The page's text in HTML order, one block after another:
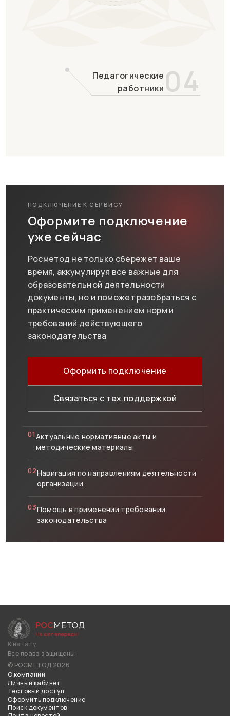
Педагогические
работники 04
ПОДКЛЮЧЕНИЕ К СЕРВИСУ
Оформите подключение
уже сейчас
Росметод не только сбережет ваше
время, аккумулируя все важные для
образовательной деятельности
документы, но и поможет разобраться с
практическим применением норм и
требований действующего
законодательства
Оформить подключение
Связаться с тех.поддержкой
01Актуальные нормативные акты и
методические материалы
02Навигация по направлениям деятельности
организации
03Помощь в применении требований
законодательства
К началу
Все права защищены
© РОСМЕТОД 2026
О компании
Личный кабинет
Тестовый доступ
Оформить подключение
Поиск документов